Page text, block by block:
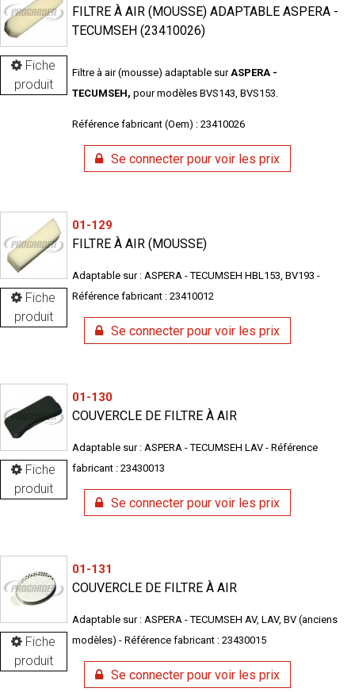
Fiche
produit
FILTRE À AIR (MOUSSE) ADAPTABLE ASPERA -
TECUMSEH (23410026)
Filtre à air (mousse) adaptable surASPERA -
TECUMSEH, pour modèles BVS143, BVS153.
Référence fabricant (Oem) : 23410026
Se connecter pour voir les prix
Fiche
produit
01-129
FILTRE À AIR (MOUSSE)
Adaptable sur : ASPERA - TECUMSEH HBL153, BV193 -
Référence fabricant : 23410012
Se connecter pour voir les prix
Fiche
produit
01-130
COUVERCLE DE FILTRE À AIR
Adaptable sur : ASPERA - TECUMSEH LAV - Référence
fabricant : 23430013
Se connecter pour voir les prix
Fiche
produit
01-131
COUVERCLE DE FILTRE À AIR
Adaptable sur : ASPERA - TECUMSEH AV, LAV, BV (anciens
modèles) - Référence fabricant : 23430015
Se connecter pour voir les prix